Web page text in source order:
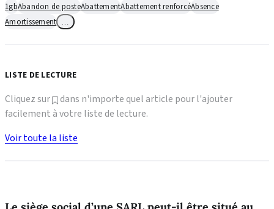
1gbAbandon de posteAbattementAbattement renforcéAbsence
Amortissement
LISTE DE LECTURE
Cliquez sur
dans n'importe quel article pour l'ajouter
facilement à votre liste de lecture.
Voir toute la liste